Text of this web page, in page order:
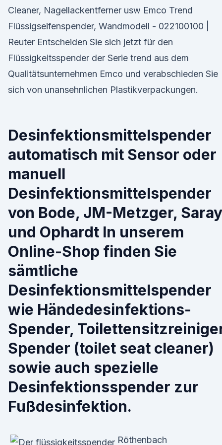
Cleaner, Nagellackentferner usw Emco Trend
Flüssigseifenspender, Wandmodell - 022100100 |
Reuter Entscheiden Sie sich jetzt für den
Flüssigkeitsspender der Serie trend aus dem
Qualitätsunternehmen Emco und verabschieden Sie
sich von unansehnlichen Plastikverpackungen.
Desinfektionsmittelspender
automatisch mit Sensor oder
manuell
Desinfektionsmittelspender
von Bode, JM-Metzger,
und Ophardt In unserem
Online-Shop finden Sie
sämtliche
Desinfektionsmittelspender
wie Händedesinfektions-
Spender,
Spender (toilet seat cleaner)
sowie auch spezielle
Desinfektionsspender zur
Fußdesinfektion.
Röthenbach